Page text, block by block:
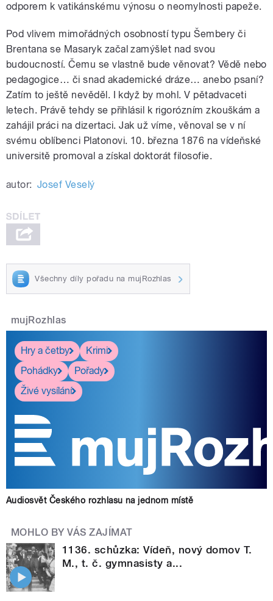
odporem k vatikánskému výnosu o neomylnosti papeže.
Pod vlivem mimořádných osobností typu Šembery či
Brentana se Masaryk začal zamýšlet nad svou
budoucností. Čemu se vlastně bude věnovat? Vědě nebo
pedagogice… či snad akademické dráze… anebo psaní?
Zatím to ještě nevěděl. I když by mohl. V pětadvaceti
letech. Právě tehdy se přihlásil k rigorózním zkouškám a
zahájil práci na dizertaci. Jak už víme, věnoval se v ní
svému oblíbenci Platonovi. 10. března 1876 na vídeňské
universitě promoval a získal doktorát filosofie.
autor: Josef Veselý
Všechny díly pořadu na mujRozhlas
mujRozhlas
Hry a četby
Krimi
Pohádky
Pořady
Živé vysílání
Audiosvět Českého rozhlasu na jednom místě
MOHLO BY VÁS ZAJÍMAT
1136. schůzka: Vídeň, nový domov T.
M., t. č. gymnasisty a...